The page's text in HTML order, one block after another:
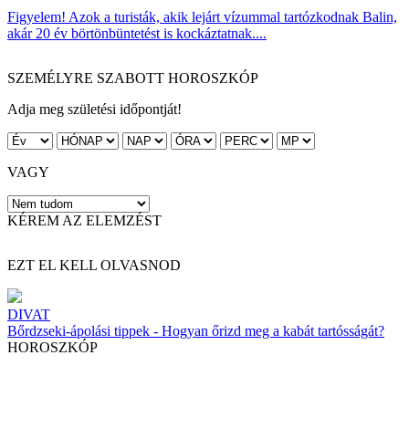
Figyelem! Azok a turisták, akik lejárt vízummal tartózkodnak Balin,
akár 20 év börtönbüntetést is kockáztatnak....
SZEMÉLYRE SZABOTT HOROSZKÓP
Adja meg születési időpontját!
VAGY
KÉREM AZ ELEMZÉST
EZT EL KELL OLVASNOD
DIVAT
Bőrdzseki-ápolási tippek - Hogyan őrizd meg a kabát tartósságát?
HOROSZKÓP